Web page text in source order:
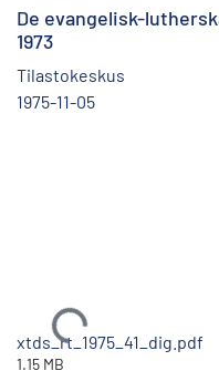
De evangelisk-
1973
Tilastokeskus
1975-11-05
xtds_rt_1975_41_dig.pdf
1.15 MB